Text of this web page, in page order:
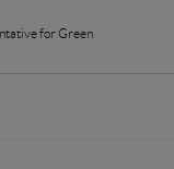
for Green